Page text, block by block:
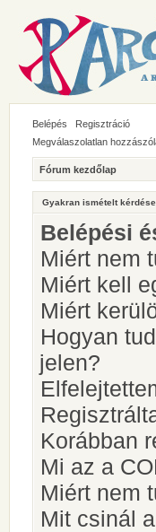
Belépés
Regisztráció
Megválaszolatlan
Fórum kezdőlap
Gyakran ismételt
Belépési
Miért nem
Miért kell
Miért
Hogyan
jelen?
Korábban
Mi az a
Miért nem
Mit csinál